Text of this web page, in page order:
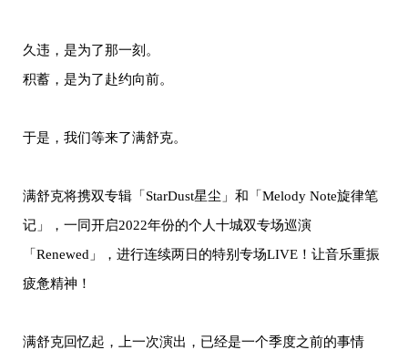
久违，是为了那一刻。
积蓄，是为了赴约向前。
于是，我们等来了满舒克。
满舒克将携双专辑「StarDust星尘」和「Melody Note​旋律笔
记」，一同开启2022年份的个人十城双专场巡演
「Renewed」，进行连续两日的特别专场LIVE！让音乐重振
疲惫精神！
满舒克回忆起，上一次演出，已经是一个季度之前的事情